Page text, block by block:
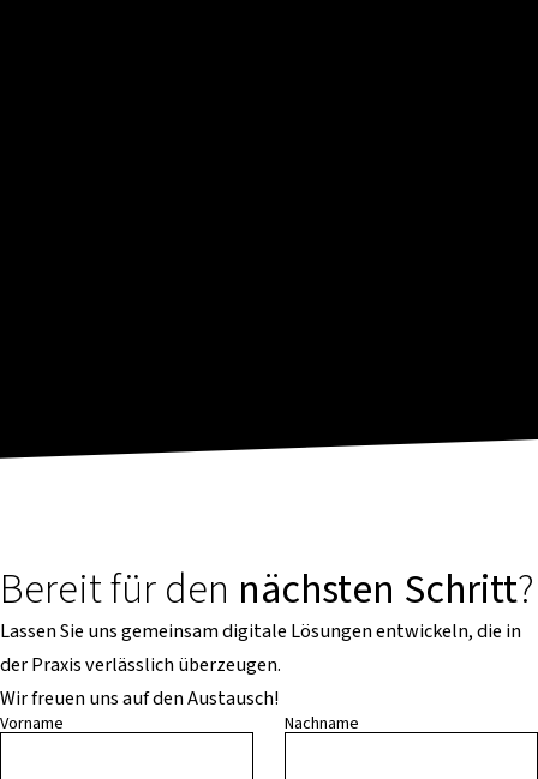
Bereit für den nächsten Schritt?
Lassen Sie uns gemeinsam digitale Lösungen entwickeln, die in
der Praxis verlässlich überzeugen.
Wir freuen uns auf den Austausch!
Vorname Nachname